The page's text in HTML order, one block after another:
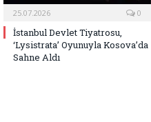
25.07.2026 0
İstanbul Devlet Tiyatrosu,
‘Lysistrata’ Oyunuyla Kosova’da
Sahne Aldı